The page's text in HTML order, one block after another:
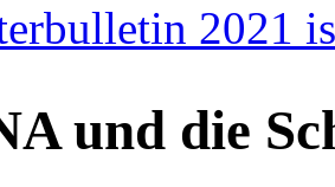
2021
und die